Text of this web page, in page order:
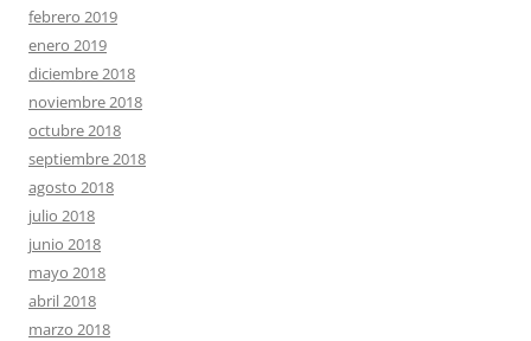
febrero 2019
enero 2019
diciembre 2018
noviembre 2018
octubre 2018
septiembre 2018
agosto 2018
julio 2018
junio 2018
mayo 2018
abril 2018
marzo 2018